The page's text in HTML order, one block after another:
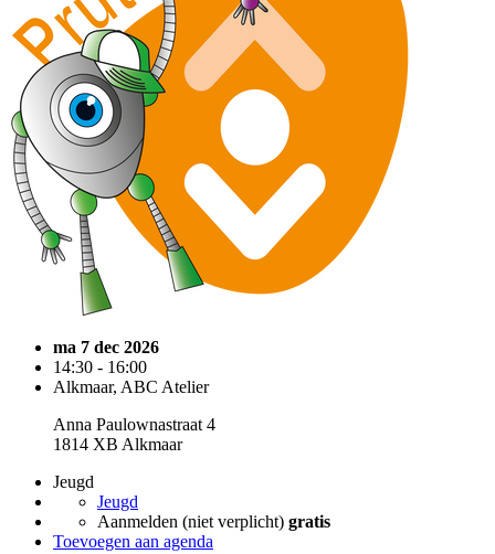
ma 7 dec 2026
14:30 - 16:00
Alkmaar, ABC Atelier
Anna Paulownastraat 4
1814 XB Alkmaar
Jeugd
Jeugd
Aanmelden (niet verplicht) gratis
Toevoegen aan agenda